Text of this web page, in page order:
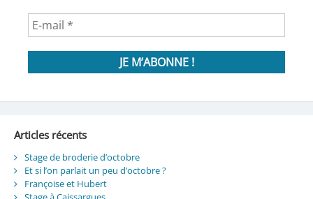
Articles récents
Stage de broderie d’octobre
Et si l’on parlait un peu d’octobre ?
Françoise et Hubert